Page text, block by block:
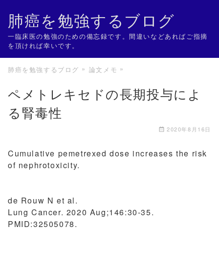
肺癌を勉強するブログ
一臨床医の勉強のための備忘録です。間違いなどあればご指摘
を頂ければ幸いです。
肺癌を勉強するブログ 論文メモ
ペメトレキセドの長期投与によ
る腎毒性
2020年8月16日
Cumulative pemetrexed dose increases the risk
of nephrotoxicity.
de Rouw N et al.
Lung Cancer. 2020 Aug;146:30-35.
PMID:32505078.